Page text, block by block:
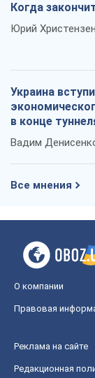
Когда
Юрий Христензен
Украина
в конце
Вадим
Все мнения
О компании
Правовая
Реклама на сайте
Редакционная